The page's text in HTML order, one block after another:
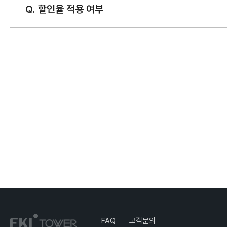
할인율 적용 여부
FAQ 고객문의